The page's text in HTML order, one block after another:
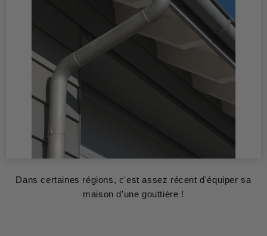
Dans certaines régions, c'est assez récent d'équiper sa
maison d'une gouttière !